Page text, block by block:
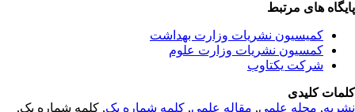
های مرتبط
کمیسیون نشریات وزارت بهداشت
کمسیون نشریات وزارت علوم
شرکت یکتاوب
کلیدی
,مجله علمی, مقاله علمی, کلمه شماره یک, کلمه شماره یک,